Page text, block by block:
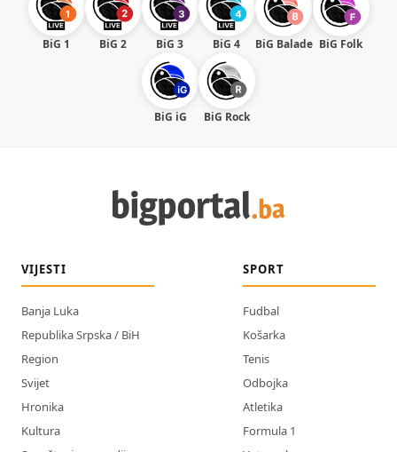
BiG 1 BiG 2 BiG 3 BiG 4 BiG Balade BiG Folk
BiG iG BiG Rock
VIJESTI
Banja Luka
Republika Srpska / BiH
Region
Svijet
Hronika
Kultura
SPORT
Fudbal
Košarka
Tenis
Odbojka
Atletika
Formula 1